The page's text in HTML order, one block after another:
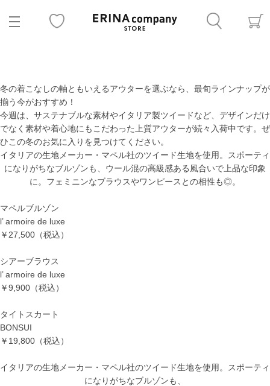
冬の着こなしの軸ともいえるアウターを選ぶなら、最旬ラインナップが
揃う今がおすすめ！
今週は、サステナブルな素材やイタリア製ツイードなど、デザインだけ
でなく素材や着心地にもこだわった上質アウターが続々入荷中です。ぜ
ひこの冬のお気に入りを見つけてください。
イタリアの生地メーカー・マペル社のツイード生地を使用。スポーティ
になりがちなブルゾンも、ウール混の高級感ある風合いで上品な印象
に。フェミニンなブラウスやワンピースとの相性も◎。
マペルブルゾン
l’ armoire de luxe
￥27,500（税込）
シアーブラウス
l’ armoire de luxe
￥9,900（税込）
タイトスカート
BONSUI
￥19,800（税込）
イタリアの生地メーカー・マペル社のツイード生地を使用。スポーティ
になりがちなブルゾンも、